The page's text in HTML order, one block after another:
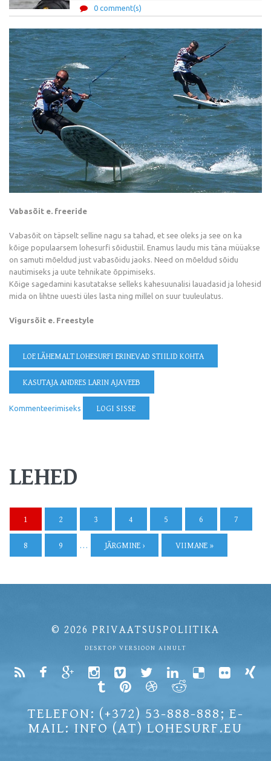
0 comment(s)
Vabasõit e. freeride
Vabasõit on täpselt selline nagu sa tahad, et see oleks ja see on ka
kõige populaarsem lohesurfi sõidustiil. Enamus laudu mis täna müüakse
on samuti mõeldud just vabasõidu jaoks. Need on mõeldud sõidu
nautimiseks ja uute tehnikate õppimiseks.
Kõige sagedamini kasutatakse selleks kahesuunalisi lauadasid ja lohesid
mida on lihtne uuesti üles lasta ning millel on suur tuuleulatus.
Vigursõit e. Freestyle
LOE LÄHEMALTLOHESURFI ERINEVAD STIILID KOHTA
KASUTAJA ANDRES LARIN AJAVEEB
Kommenteerimiseks LOGI SISSE
LEHED
1 2 3 4 5 6 7
8 9 … JÄRGMINE › VIIMANE »
© 2026 PRIVAATSUSPOLIITIKA
DESKTOP VERSIOON AINULT
TELEFON: (+372) 53-888-888; E-
MAIL: INFO (AT) LOHESURF.EU